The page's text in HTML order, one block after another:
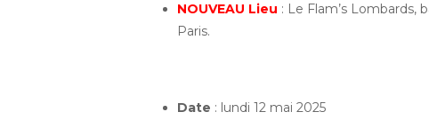
NOUVEAU Lieu : Le Flam’s Lombards,
Paris.
Date : lundi 12 mai 2025